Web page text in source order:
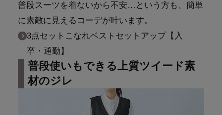
普段スーツを着ないから不安…という方も、簡単
に素敵に見えるコーデが叶います。
3点セットこなれベストセットアップ【入
卒・通勤】
普段使いもできる上質ツイード素
材のジレ